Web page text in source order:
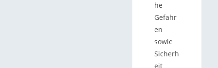
he
Gefahr
en
sowie
Sicherh
eit